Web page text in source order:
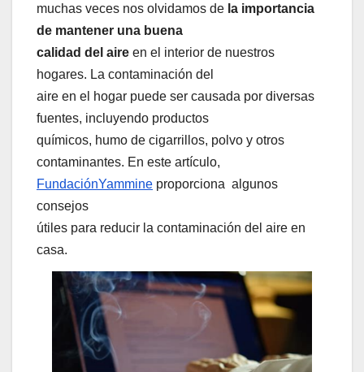
muchas veces nos olvidamos de la importancia
de mantener una buena
calidad del aire en el interior de nuestros
hogares. La contaminación del
aire en el hogar puede ser causada por diversas
fuentes, incluyendo productos
químicos, humo de cigarrillos, polvo y otros
contaminantes. En este artículo,
FundaciónYammine proporciona algunos
consejos
útiles para reducir la contaminación del aire en
casa.